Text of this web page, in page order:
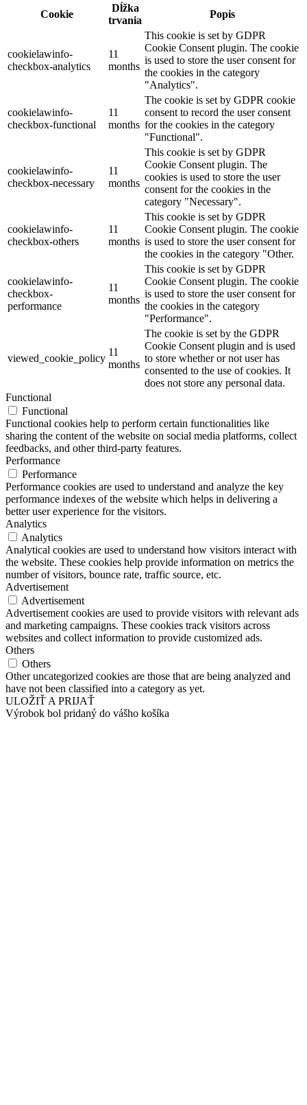
Cookie
Dĺžka
trvania
Popis
cookielawinfo-
checkbox-analytics
11
months
This cookie is set by GDPR
Cookie Consent plugin. The cookie
is used to store the user consent for
the cookies in the category
"Analytics".
cookielawinfo-
checkbox-functional
11
months
The cookie is set by GDPR cookie
consent to record the user consent
for the cookies in the category
"Functional".
cookielawinfo-
checkbox-necessary
11
months
This cookie is set by GDPR
Cookie Consent plugin. The
cookies is used to store the user
consent for the cookies in the
category "Necessary".
cookielawinfo-
checkbox-others
11
months
This cookie is set by GDPR
Cookie Consent plugin. The cookie
is used to store the user consent for
the cookies in the category "Other.
cookielawinfo-
checkbox-
performance
11
months
This cookie is set by GDPR
Cookie Consent plugin. The cookie
is used to store the user consent for
the cookies in the category
"Performance".
viewed_cookie_policy
11
months
The cookie is set by the GDPR
Cookie Consent plugin and is used
to store whether or not user has
consented to the use of cookies. It
does not store any personal data.
Functional
Functional
Functional cookies help to perform certain functionalities like
sharing the content of the website on social media platforms, collect
feedbacks, and other third-party features.
Performance
Performance
Performance cookies are used to understand and analyze the key
performance indexes of the website which helps in delivering a
better user experience for the visitors.
Analytics
Analytics
Analytical cookies are used to understand how visitors interact with
the website. These cookies help provide information on metrics the
number of visitors, bounce rate, traffic source, etc.
Advertisement
Advertisement
Advertisement cookies are used to provide visitors with relevant ads
and marketing campaigns. These cookies track visitors across
websites and collect information to provide customized ads.
Others
Others
Other uncategorized cookies are those that are being analyzed and
have not been classified into a category as yet.
ULOŽIŤ A PRIJAŤ
Výrobok bol pridaný do vášho košíka